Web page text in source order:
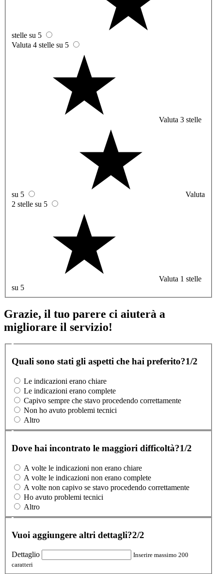
stelle su 5
Valuta 4 stelle su 5
Valuta 3 stelle
su 5
Valuta
2 stelle su 5
Valuta 1 stelle
su 5
Grazie, il tuo parere ci aiuterà a
migliorare il servizio!
Quali sono stati gli aspetti che hai preferito?1/2
Le indicazioni erano chiare
Le indicazioni erano complete
Capivo sempre che stavo procedendo correttamente
Non ho avuto problemi tecnici
Altro
Dove hai incontrato le maggiori difficoltà?1/2
A volte le indicazioni non erano chiare
A volte le indicazioni non erano complete
A volte non capivo se stavo procedendo correttamente
Ho avuto problemi tecnici
Altro
Vuoi aggiungere altri dettagli?2/2
Dettaglio
Inserire massimo 200
caratteri